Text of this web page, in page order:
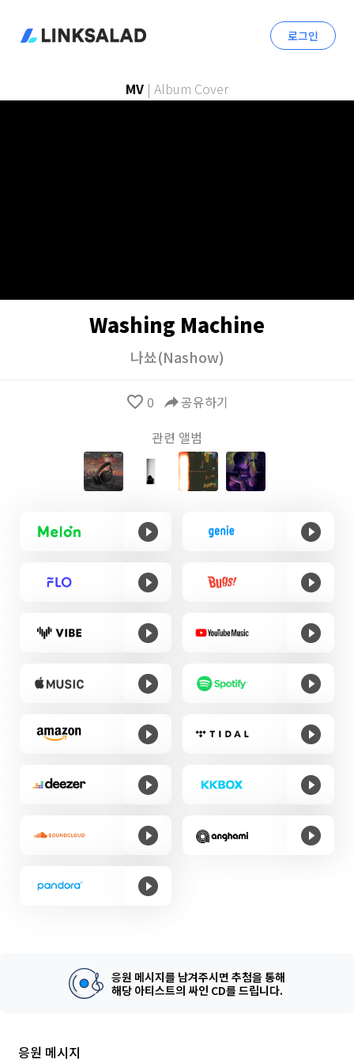
로그인
MV | Album Cover
Washing Machine
나쑈(Nashow)
favorite_border 0 reply공유하기
관련 앨범
응원 메시지를 남겨주시면 추첨을 통해
해당 아티스트의 싸인 CD를 드립니다.
응원 메시지